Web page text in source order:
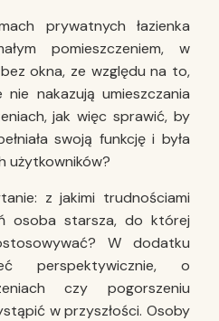
prywatnych łazienka
pomieszczeniem, w
okna, ze względu na to,
nakazują umieszczania
jak więc sprawić, by
swoją funkcję i była
użytkowników?
z jakimi trudnościami
osoba starsza, do której
W dodatku
perspektywicznie, o
czy pogorszeniu
w przyszłości. Osoby